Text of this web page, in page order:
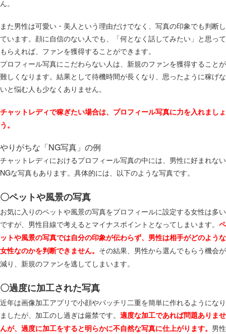
ん。
また男性は可愛い・美人という理由だけでなく、写真の印象でも判断し
ています。顔に自信のない人でも、「何となく話してみたい」と思って
もらえれば、ファンを獲得することができます。
プロフィール写真にこだわらない人は、新規のファンを獲得することが
難しくなります。結果として待機時間が長くなり、思ったように稼げな
いと悩む人も少なくありません。
チャットレディで稼ぎたい場合は、プロフィール写真に力を入れましょ
う。
やりがちな「NG写真」の例
チャットレディにおけるプロフィール写真の中には、男性に好まれない
NGな写真もあります。具体的には、以下のような写真です。
〇ペットや風景の写真
お気に入りのペットや風景の写真をプロフィールに設定する女性は多い
ですが、男性目線で考えるとマイナスポイントとなってしまいます。 ペ
ットや風景の写真では自分の印象が伝わらず、男性は相手がどのような
女性なのかを判断できません。 その結果、男性から選んでもらう機会が
減り、新規のファンを逃してしまいます。
〇過度に加工された写真
近年は画像加工アプリで小顔やパッチリ二重を簡単に作れるようになり
ましたが、加工のし過ぎは厳禁です。 適度な加工であれば問題ありませ
んが、過度に加工をすると明らかに不自然な写真に仕上がります。 男性